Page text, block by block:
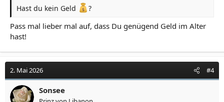
Hast du kein Geld
?
Pass mal lieber mal auf, dass Du genügend Geld im Alter
hast!
2. Mai 2026 #4
Sonsee